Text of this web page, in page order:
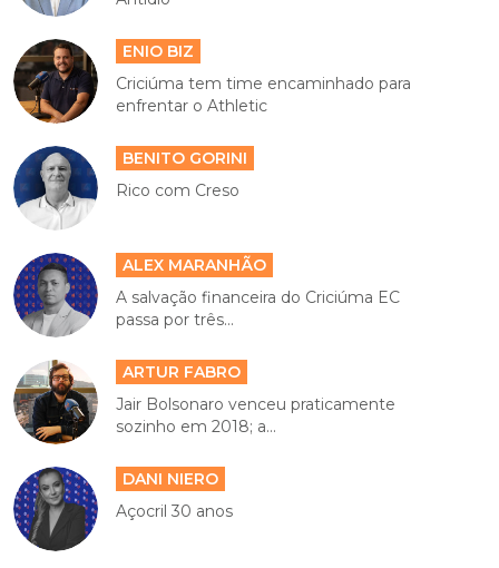
ENIO BIZ
Criciúma tem time encaminhado para
enfrentar o Athletic
BENITO GORINI
Rico com Creso
ALEX MARANHÃO
A salvação financeira do Criciúma EC
passa por três...
ARTUR FABRO
Jair Bolsonaro venceu praticamente
sozinho em 2018; a...
DANI NIERO
Açocril 30 anos